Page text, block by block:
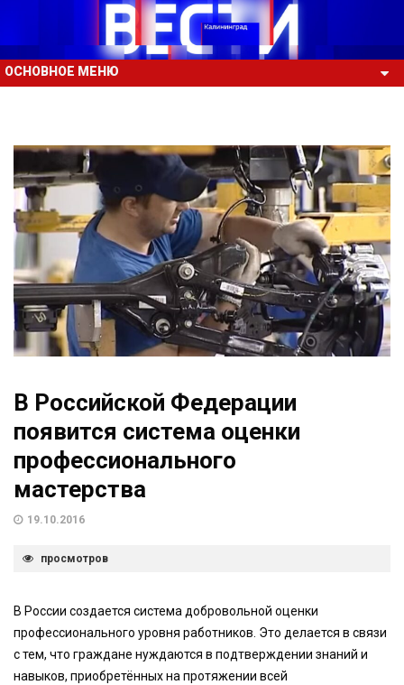
ОСНОВНОЕ МЕНЮ
В Российской Федерации
появится система оценки
профессионального
мастерства
19.10.2016
просмотров
В России создается система добровольной оценки
профессионального уровня работников. Это делается в связи
с тем, что граждане нуждаются в подтверждении знаний и
навыков, приобретённых на протяжении всей